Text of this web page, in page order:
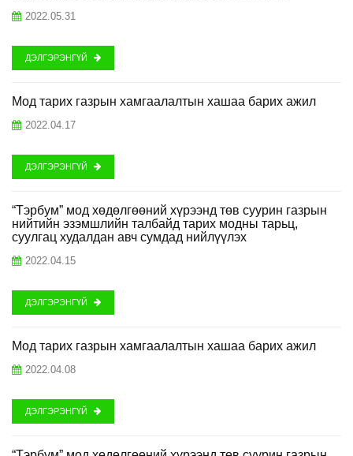
2022.05.31
ДЭЛГЭРЭНГҮЙ
Мод тарих газрын хамгаалалтын хашаа барих ажил
2022.04.17
ДЭЛГЭРЭНГҮЙ
“Тэрбум” мод хөдөлгөөний хүрээнд төв суурин газрын
нийтийн эзэмшлийн талбайд тарих модны тарьц,
суулгац худалдан авч сумдад нийлүүлэх
2022.04.15
ДЭЛГЭРЭНГҮЙ
Мод тарих газрын хамгаалалтын хашаа барих ажил
2022.04.08
ДЭЛГЭРЭНГҮЙ